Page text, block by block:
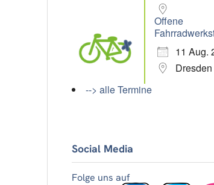
Offene
11 Aug.
Dresden
--> alle Termine
Social Media
Folge uns auf